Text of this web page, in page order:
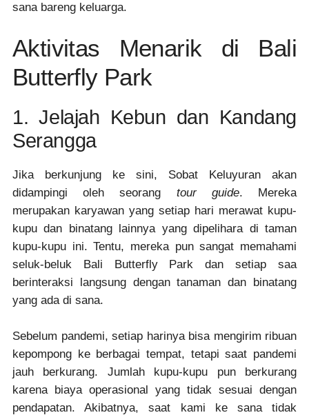
sana bareng keluarga.
Aktivitas Menarik di Bali
Butterfly Park
1. Jelajah Kebun dan Kandang
Serangga
Jika berkunjung ke sini, Sobat Keluyuran akan
didampingi oleh seorang tour guide. Mereka
merupakan karyawan yang setiap hari merawat kupu-
kupu dan binatang lainnya yang dipelihara di taman
kupu-kupu ini. Tentu, mereka pun sangat memahami
seluk-beluk Bali Butterfly Park dan setiap saa
berinteraksi langsung dengan tanaman dan binatang
yang ada di sana.
Sebelum pandemi, setiap harinya bisa mengirim ribuan
kepompong ke berbagai tempat, tetapi saat pandemi
jauh berkurang. Jumlah kupu-kupu pun berkurang
karena biaya operasional yang tidak sesuai dengan
pendapatan. Akibatnya, saat kami ke sana tidak